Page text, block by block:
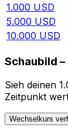
1.000 USD
5.000 USD
10.000 USD
Schaubild –
Sieh deinen
Zeitpunkt
Wechselkurs